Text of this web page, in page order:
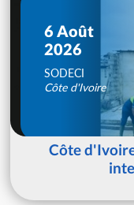
6 Août
2026
SODECI
Côte d'Ivoire
Côte